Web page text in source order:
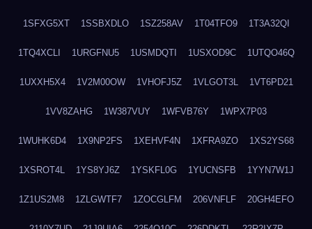
1SFXG5XT 1SSBXDLO 1SZ258AV 1T04TFO9 1T3A32QI
1TQ4XCLI 1URGFNU5 1USMDQTI 1USXOD9C 1UTQO46Q
1UXXH5X4 1V2M00OW 1VHOFJ5Z 1VLGOT3L 1VT6PD21
1VV8ZAHG 1W387VUY 1WFVB76Y 1WPX7P03
1WUHK6D4 1X9NP2FS 1XEHVF4N 1XFRA9ZO 1XS2YS68
1XSROT4L 1YS8YJ6Z 1YSKFL0G 1YUCNSFB 1YYN7W1J
1Z1US2M8 1ZLGWTF7 1ZOCGLFM 206VNFLF 20GH4EFO